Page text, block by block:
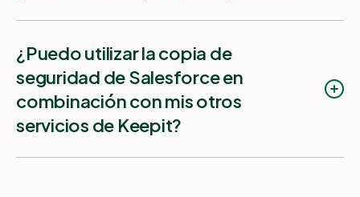
Américas: Washington D. C. (EE. UU.) y
Toronto (Canadá)
¿Puedo utilizar la copia de
seguridad de Salesforce en
combinación con mis otros
servicios de Keepit?